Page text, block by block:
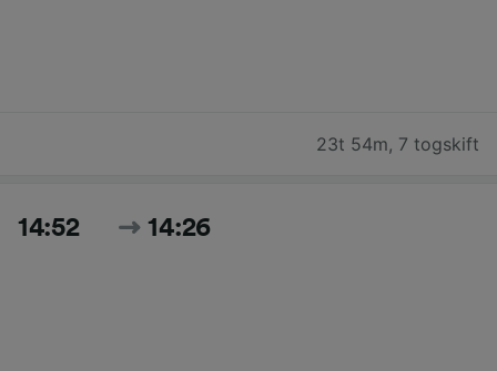
23t 54m, 7 togskift
14:52 14:26